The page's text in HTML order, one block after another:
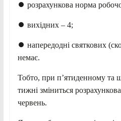
⏺ розрахункова норма
⏺ вихідних – 4;
⏺ напередодні святкових
немає.
Тобто, при п’ятиденному та
тижні зміниться
червень.